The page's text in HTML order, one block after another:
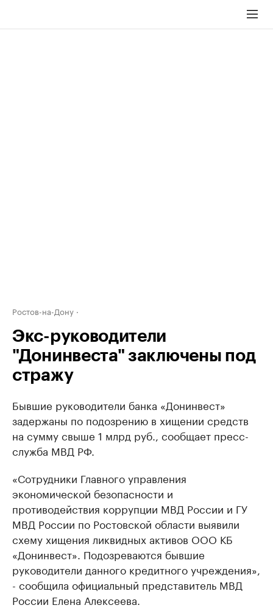
Ростов-на-Дону
Экс-руководители
"Донинвеста" заключены под
стражу
Бывшие руководители банка «Донинвест»
задержаны по подозрению в хищении средств
на сумму свыше 1 млрд руб., сообщает пресс-
служба МВД РФ.
«Сотрудники Главного управления
экономической безопасности и
противодействия коррупции МВД России и ГУ
МВД России по Ростовской области выявили
схему хищения ликвидных активов ООО КБ
«Донинвест». Подозреваются бывшие
руководители данного кредитного учреждения»,
- сообщила официальный представитель МВД
России Елена Алексеева.